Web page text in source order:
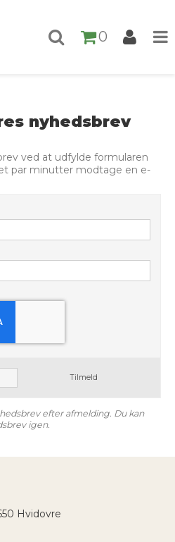
0
nyhedsbrev
ved at udfylde formularen
par minutter modtage en e-
Tilmeld
efter afmelding. Du kan
igen.
Hvidovre